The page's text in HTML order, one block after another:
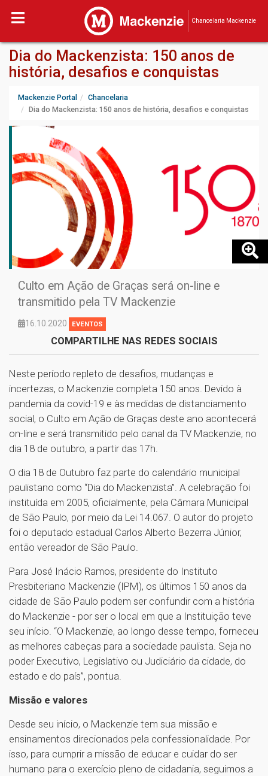
Chancelaria Mackenzie
Dia do Mackenzista: 150 anos de
história, desafios e conquistas
Mackenzie Portal
Chancelaria
Dia do Mackenzista: 150 anos de história, desafios e conquistas
Culto em Ação de Graças será on-line e
transmitido pela TV Mackenzie
16.10.2020 EVENTOS
COMPARTILHE NAS REDES SOCIAIS
Neste período repleto de desafios, mudanças e
incertezas, o Mackenzie completa 150 anos. Devido à
pandemia da covid-19 e às medidas de distanciamento
social, o Culto em Ação de Graças deste ano acontecerá
on-line e será transmitido pelo canal da TV Mackenzie, no
dia 18 de outubro, a partir das 17h.
O dia 18 de Outubro faz parte do calendário municipal
paulistano como “Dia do Mackenzista”. A celebração foi
instituída em 2005, oficialmente, pela Câmara Municipal
de São Paulo, por meio da Lei 14.067. O autor do projeto
foi o deputado estadual Carlos Alberto Bezerra Júnior,
então vereador de São Paulo.
Para José Inácio Ramos, presidente do Instituto
Presbiteriano Mackenzie (IPM), os últimos 150 anos da
cidade de São Paulo podem ser confundir com a história
do Mackenzie - por ser o local em que a Instituição teve
seu início. “O Mackenzie, ao longo desse tempo, forneceu
as melhores cabeças para a sociedade paulista. Seja no
poder Executivo, Legislativo ou Judiciário da cidade, do
estado e do país”, pontua.
Missão e valores
Desde seu início, o Mackenzie tem sua missão e
ensinamentos direcionados pela confessionalidade. Por
isso, para cumprir a missão de educar e cuidar do ser
humano para o exercício pleno de cidadania, seguimos a